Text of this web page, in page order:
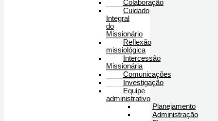
Colaboração
Cuidado
Integral
do
Missionário
Reflexão
missiológica
Intercessão
Missionária
Comunicações
Investigação
Equipe
administrativo
Planejamento
Administração